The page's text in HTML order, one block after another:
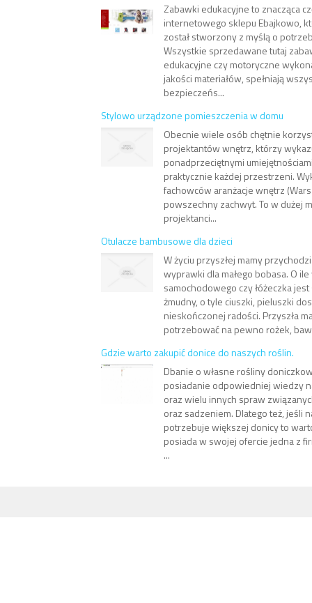
Zabawki edukacyjne to znacząca
internetowego sklepu Ebajkowo,
został stworzony z myślą o
Wszystkie sprzedawane tutaj
edukacyjne czy motoryczne
jakości materiałów, spełniają
bezpieczeńs...
Stylowo urządzone pomieszczenia w domu
Obecnie wiele osób chętnie
projektantów wnętrz, którzy
ponadprzeciętnymi
praktycznie każdej przestrzeni.
fachowców aranżacje wnętrz
powszechny zachwyt. To w dużej
projektanci...
Otulacze bambusowe dla dzieci
W życiu przyszłej mamy
wyprawki dla małego bobasa. O
samochodowego czy łóżeczka
żmudny, o tyle ciuszki, pieluszki
nieskończonej radości. Przyszła
potrzebować na pewno rożek,
Gdzie warto zakupić donice do naszych roślin.
Dbanie o własne rośliny
posiadanie odpowiedniej wiedzy
oraz wielu innych spraw
oraz sadzeniem. Dlatego też, jeśli
potrzebuje większej donicy to
posiada w swojej ofercie jedna z
...